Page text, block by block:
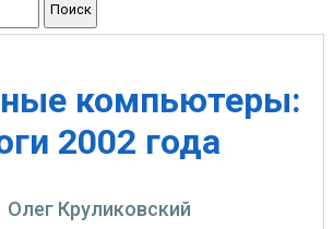
Поиск
компьютеры:
2002 года
Олег Круликовский